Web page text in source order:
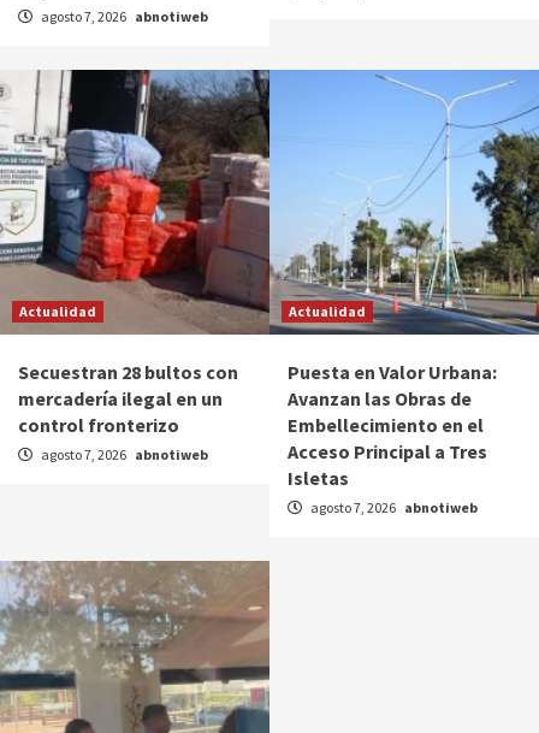
agosto 7, 2026 abnotiweb
Actualidad
Secuestran 28 bultos con
mercadería ilegal en un
control fronterizo
agosto 7, 2026 abnotiweb
Actualidad
Puesta en Valor Urbana:
Avanzan las Obras de
Embellecimiento en el
Acceso Principal a Tres
Isletas
agosto 7, 2026 abnotiweb